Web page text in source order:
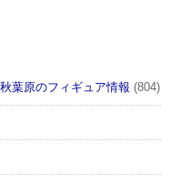
葉原のフィギュア情報 (804)